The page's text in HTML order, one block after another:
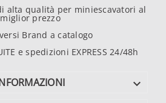
alta qualità per miniescavatori al
miglior prezzo
Brand a catalogo
e spedizioni EXPRESS 24/48h
